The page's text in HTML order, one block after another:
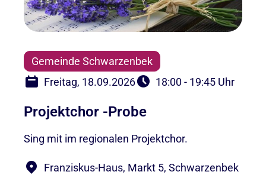
Gemeinde Schwarzenbek
Freitag, 18.09.2026
18:00 - 19:45 Uhr
Projektchor -Probe
Sing mit im regionalen Projektchor.
Franziskus-Haus, Markt 5, Schwarzenbek